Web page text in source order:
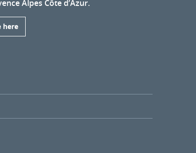
Alpes Côte d’Azur.
here